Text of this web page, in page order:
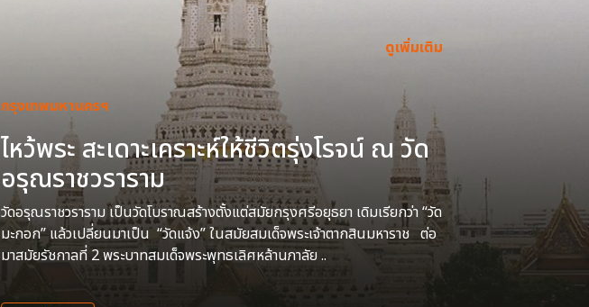
ดูเพิ่มเติม
กรุงเทพมหานครฯ
ไหว้พระ สะเดาะเคราะห์ให้ชีวิตรุ่งโรจน์ ณ วัด
อรุณราชวราราม
วัดอรุณราชวราราม เป็นวัดโบราณสร้างตั้งแต่สมัยกรุงศรีอยุธยา เดิมเรียกว่า “วัด
มะกอก” แล้วเปลี่ยนมาเป็น “วัดแจ้ง” ในสมัยสมเด็จพระเจ้าตากสินมหาราช ต่อ
มาสมัยรัชกาลที่ 2 พระบาทสมเด็จพระพุทธเลิศหล้านภาลัย ..